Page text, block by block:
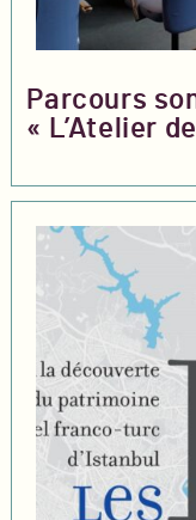
Parcours
« L’Atelier